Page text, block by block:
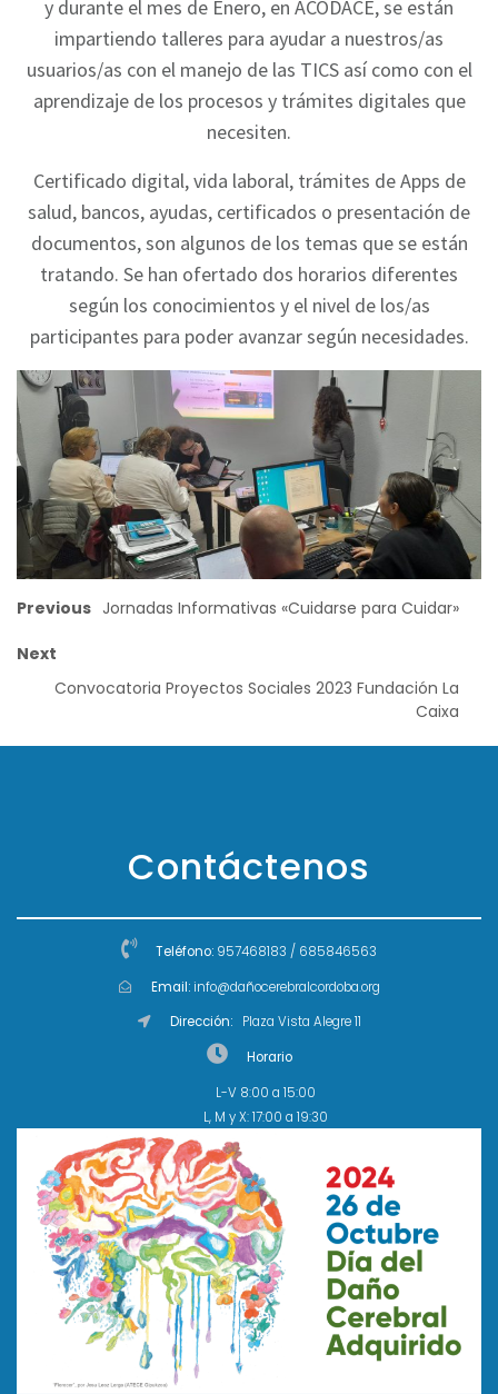
y durante el mes de Enero, en ACODACE, se están
impartiendo talleres para ayudar a nuestros/as
usuarios/as con el manejo de las TICS así como con el
aprendizaje de los procesos y trámites digitales que
necesiten.
Certificado digital, vida laboral, trámites de Apps de
salud, bancos, ayudas, certificados o presentación de
documentos, son algunos de los temas que se están
tratando. Se han ofertado dos horarios diferentes
según los conocimientos y el nivel de los/as
participantes para poder avanzar según necesidades.
Previous Jornadas Informativas «Cuidarse para Cuidar»
Next
Convocatoria Proyectos Sociales 2023 Fundación La
Caixa
Contáctenos
Teléfono: 957468183 / 685846563
Email: info@dañocerebralcordoba.org
Dirección:Plaza Vista Alegre 11
Horario
L-V 8:00 a 15:00
L, M y X: 17:00 a 19:30